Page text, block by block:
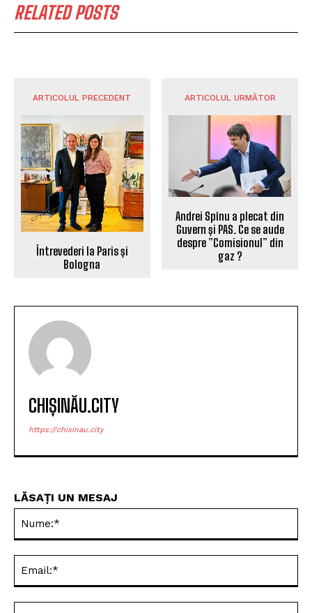
RELATED POSTS
ARTICOLUL PRECEDENT
Întrevederi la Paris și
Bologna
ARTICOLUL URMĂTOR
Andrei Spînu a plecat din
Guvern și PAS. Ce se aude
despre ”Comisionul” din
gaz ?
CHIȘINĂU.CITY
https://chisinau.city
LĂSAȚI UN MESAJ